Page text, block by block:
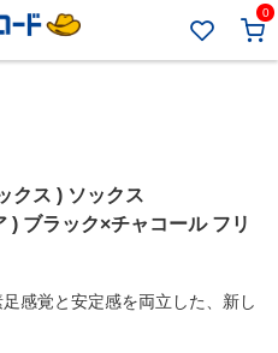
0
クス ) ソックス
ブラック×チャコール フリ
感覚と安定感を両立した、新し